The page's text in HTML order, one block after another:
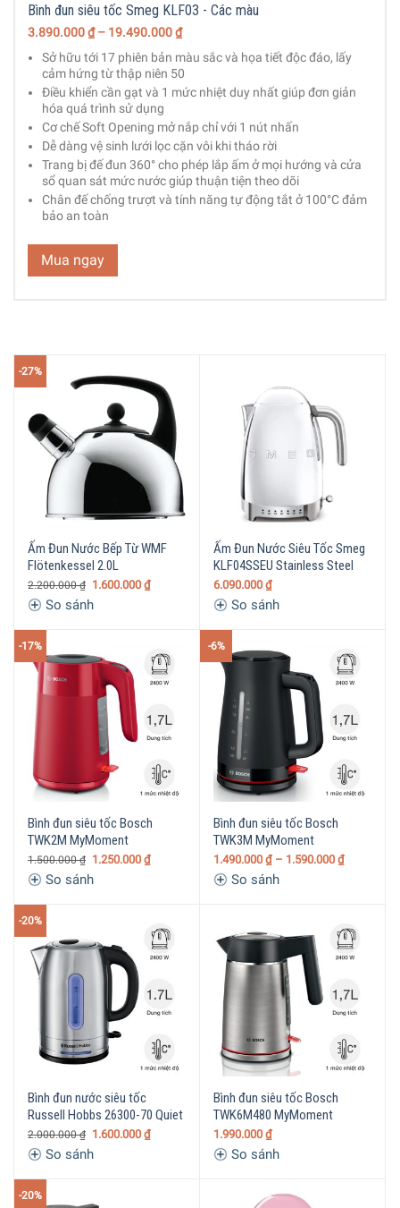
Bình đun siêu tốc Smeg KLF03 - Các màu
3.890.000₫– 19.490.000₫
Sở hữu tới 17 phiên bản màu sắc và họa tiết độc đáo, lấy
cảm hứng từ thập niên 50
Điều khiển cần gạt và 1 mức nhiệt duy nhất giúp đơn giản
hóa quá trình sử dụng
Cơ chế Soft Opening mở nắp chỉ với 1 nút nhấn
Dễ dàng vệ sinh lưới lọc cặn vôi khi tháo rời
Trang bị đế đun 360° cho phép lắp ấm ở mọi hướng và cửa
sổ quan sát mức nước giúp thuận tiện theo dõi
Chân đế chống trượt và tính năng tự động tắt ở 100°C đảm
bảo an toàn
Mua ngay
-27%
Ấm Đun Nước Bếp Từ WMF
Flötenkessel 2.0L
2.200.000₫ 1.600.000 ₫
So sánh
Ấm Đun Nước Siêu Tốc Smeg
KLF04SSEU Stainless Steel
6.090.000 ₫
So sánh
-17%
Bình đun siêu tốc Bosch
TWK2M MyMoment
1.500.000₫ 1.250.000 ₫
So sánh
-6%
Bình đun siêu tốc Bosch
TWK3M MyMoment
1.490.000 ₫ – 1.590.000 ₫
So sánh
-20%
Bình đun nước siêu tốc
Russell Hobbs 26300-70 Quiet
2.000.000₫ 1.600.000 ₫
So sánh
Bình đun siêu tốc Bosch
TWK6M480 MyMoment
1.990.000 ₫
So sánh
-20%